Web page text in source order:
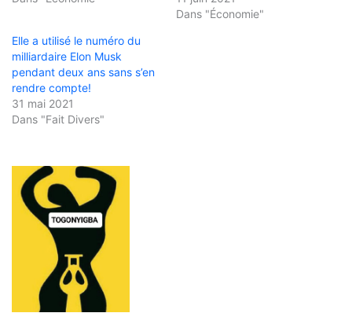
Dans "Économie"
Elle a utilisé le numéro du
milliardaire Elon Musk
pendant deux ans sans s’en
rendre compte!
31 mai 2021
Dans "Fait Divers"